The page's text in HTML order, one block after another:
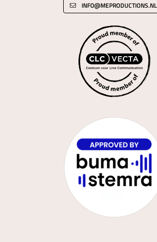
INFO@MEPRODUCTIONS.NL